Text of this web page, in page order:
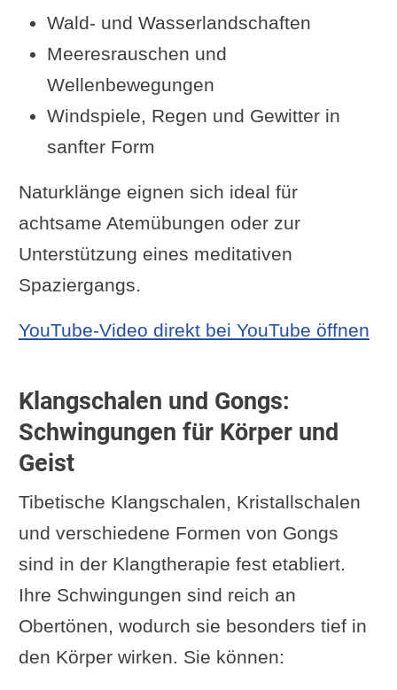
Meditationsmusik für positives
Denken
Fazit: Für jeden Weg die
passende Musik
Ergänzung oder Frage von dir
Im Forum diskutiert:
Kurze Fakts & interessante
Erkenntnisse
Weiterlesen
Wald- und Wasserlandschaften
Meeresrauschen und
Wellenbewegungen
Windspiele, Regen und Gewitter in
sanfter Form
Naturklänge eignen sich ideal für
achtsame Atemübungen oder zur
Unterstützung eines meditativen
Spaziergangs.
YouTube-Video direkt bei YouTube öffnen
Klangschalen und Gongs:
Schwingungen für Körper und
Geist
Tibetische Klangschalen, Kristallschalen
und verschiedene Formen von Gongs
sind in der Klangtherapie fest etabliert.
Ihre Schwingungen sind reich an
Obertönen, wodurch sie besonders tief in
den Körper wirken. Sie können: